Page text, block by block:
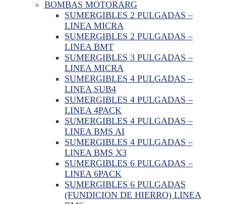
BOMBAS MOTORARG
SUMERGIBLES 2 PULGADAS –
LINEA MICRA
SUMERGIBLES 2 PULGADAS –
LINEA BMT
SUMERGIBLES 3 PULGADAS –
LINEA MICRA
SUMERGIBLES 4 PULGADAS –
LINEA SUB4
SUMERGIBLES 4 PULGADAS –
LINEA 4PACK
SUMERGIBLES 4 PULGADAS –
LINEA BMS AI
SUMERGIBLES 4 PULGADAS –
LINEA BMS X3
SUMERGIBLES 6 PULGADAS –
LINEA 6PACK
SUMERGIBLES 6 PULGADAS
(FUNDICION DE HIERRO) LINEA